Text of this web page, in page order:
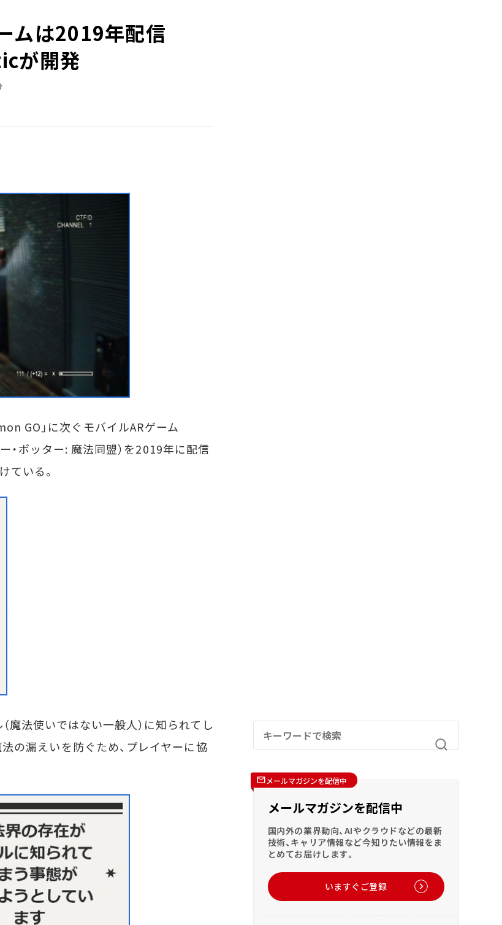
ームは2019年配信
が開発
GO」に次ぐモバイルARゲーム
・ポッター: 魔法同盟）を2019年に配信
ている。
魔法使いではない一般人）に知られてし
の漏えいを防ぐため、プレイヤーに協
メールマガジンを配信中
メールマガジンを配信中
国内外の業界動向、AIやクラウドなどの最新
技術、キャリア情報など今知りたい情報をま
とめてお届けします。
いますぐご登録